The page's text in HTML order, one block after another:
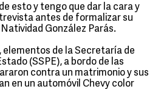
esto y tengo que dar la cara y
antes de formalizar su
González Parás.
elementos de la Secretaría de
(SSPE), a bordo de las
contra un matrimonio y sus
en un automóvil Chevy color